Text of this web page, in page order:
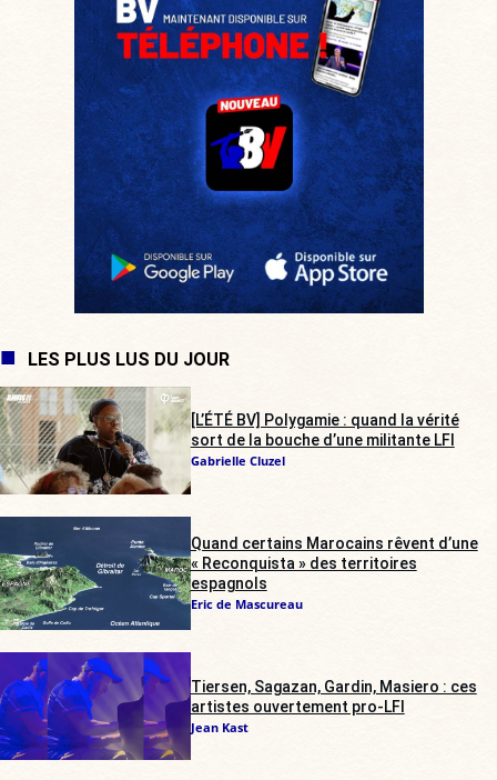
LES PLUS LUS DU JOUR
[L’ÉTÉ BV] Polygamie : quand la vérité
sort de la bouche d’une militante LFI
Gabrielle Cluzel
Quand certains Marocains rêvent d’une
« Reconquista » des territoires
espagnols
Eric de Mascureau
Tiersen, Sagazan, Gardin, Masiero : ces
artistes ouvertement pro-LFI
Jean Kast